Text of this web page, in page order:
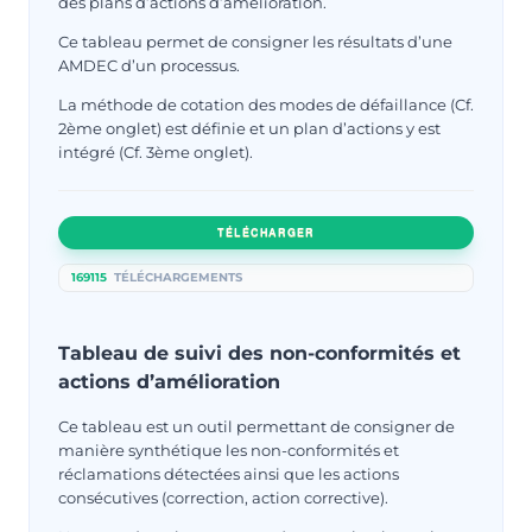
Ce tableau permet de consigner les résultats d’une
AMDEC d’un processus.
La méthode de cotation des modes de défaillance (Cf.
2ème onglet) est définie et un plan d’actions y est
intégré (Cf. 3ème onglet).
TÉLÉCHARGER
169115 TÉLÉCHARGEMENTS
Tableau de suivi des non-conformités et
actions d’amélioration
Ce tableau est un outil permettant de consigner de
manière synthétique les non-conformités et
réclamations détectées ainsi que les actions
consécutives (correction, action corrective).